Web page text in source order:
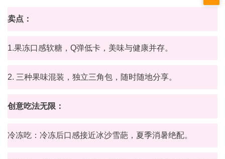
卖点：
1.果冻口感软糖，Q弹低卡，美味与健康并存。
2. 三种果味混装，独立三角包，随时随地分享。
创意吃法无限：
冷冻吃：冷冻后口感接近冰沙雪葩，夏季消暑绝配。